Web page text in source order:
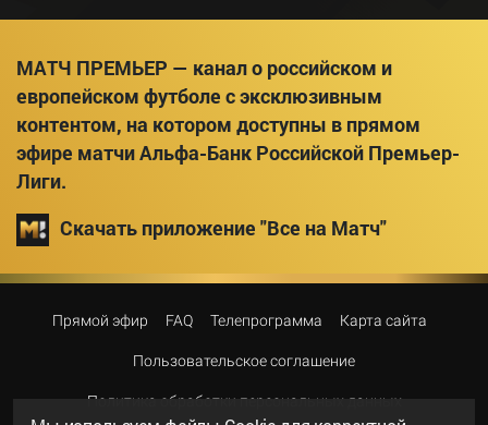
МАТЧ ПРЕМЬЕР — канал о российском и
европейском футболе с эксклюзивным
контентом, на котором доступны в прямом
эфире матчи Альфа-Банк Российской Премьер-
Лиги.
Скачать приложение "Все на Матч"
Прямой эфир FAQ Телепрограмма Карта сайта
Пользовательское соглашение
Политика обработки персональных данных